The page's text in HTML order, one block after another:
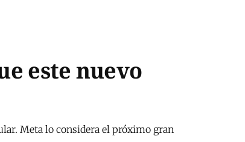
este nuevo
Meta lo considera el próximo gran